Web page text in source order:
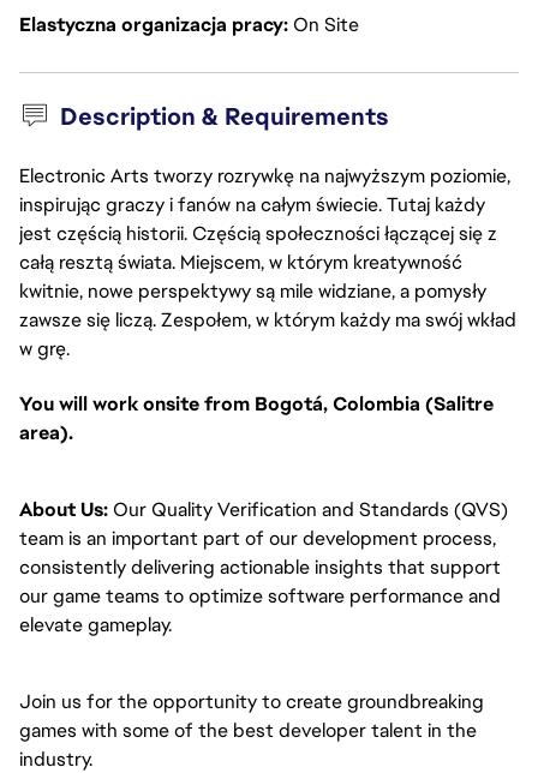
Elastyczna organizacja pracyOn Site
Description & Requirements
Electronic Arts tworzy rozrywkę na najwyższym poziomie,
inspirując graczy i fanów na całym świecie. Tutaj każdy
jest częścią historii. Częścią społeczności łączącej się z
całą resztą świata. Miejscem, w którym kreatywność
kwitnie, nowe perspektywy są mile widziane, a pomysły
zawsze się liczą. Zespołem, w którym każdy ma swój wkład
w grę.
You will work onsite from Bogotá, Colombia (Salitre
area).
About Us:Our Quality Verification and Standards (QVS)
team is an important part of our development process,
consistently delivering actionable insights that support
our game teams to optimize software performance and
elevate gameplay.
Join us for the opportunity to create groundbreaking
games with some of the best developer talent in the
industry.